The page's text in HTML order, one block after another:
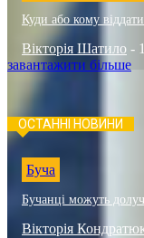
Куди або кому
Вікторія Шатило -
завантажити більше
ОСТАННІ НОВИНИ
Буча
Бучанці можуть
Вікторія